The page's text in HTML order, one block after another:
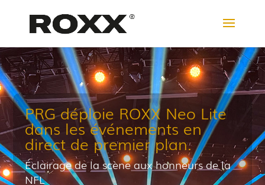
PRG déploie ROXX Neo Lite
dans les événements en
direct de premier plan.
Éclairage de la scène aux honneurs de la
NFL